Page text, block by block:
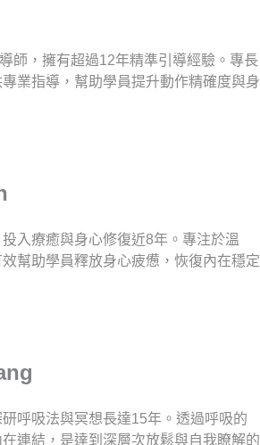
師，擁有超過12年精準引導經驗。專長
業指導，幫助學員提升動作精確度與身
入療癒與身心修復近8年。專注於溫
幫助學員釋放身心疲憊，恢復內在穩定
呼吸法與冥想長達15年。透過呼吸的
連結，是達到深層次放鬆與自我瞭解的